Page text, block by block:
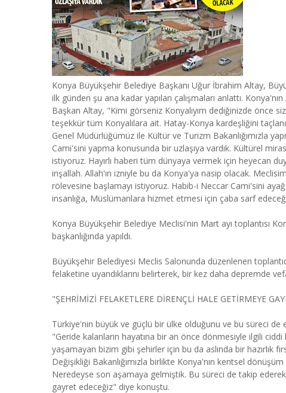
Konya Büyükşehir Belediye Başkanı Uğur İbrahim Altay,
ilk günden şu ana kadar yapılan çalışmaları anlattı.
Başkan Altay, "Kimi görseniz Konyalıyım dediğinizde önce
teşekkür tüm Konyalılara ait. Hatay-Konya kardeşliğini
Genel Müdürlüğümüz ile Kültür ve Turizm Bakanlığımızla
Cami'sini yapma konusunda bir uzlaşıya vardık. Kültürel
istiyoruz. Hayırlı haberi tüm dünyaya vermek için heyecan
inşallah. Allah'ın izniyle bu da Konya'ya nasip olacak.
rölevesine başlamayı istiyoruz. Habib-i Neccar Cami'sini
insanlığa, Müslümanlara hizmet etmesi için çaba sarf
Konya Büyükşehir Belediye Meclisi'nin Mart ayı toplantısı
başkanlığında yapıldı.
Büyükşehir Belediyesi Meclis Salonunda düzenlenen
felaketine uyandıklarını belirterek, bir kez daha depremde
"ŞEHRİMİZİ FELAKETLERE DİRENÇLİ HALE GETİRMEYE
Türkiye'nin büyük ve güçlü bir ülke olduğunu ve bu süreci de
"Geride kalanların hayatına bir an önce dönmesiyle ilgili
yaşamayan bizim gibi şehirler için bu da aslında bir hazırlık
Değişikliği Bakanlığımızla birlikte Konya'nın kentsel
Neredeyse son aşamaya gelmiştik. Bu süreci de takip
gayret edeceğiz" diye konuştu.